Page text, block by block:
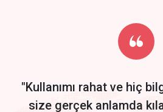
Start by trying our service for 30 days free
required.
"Kullanımı rahat ve hiç
size gerçek anlamda